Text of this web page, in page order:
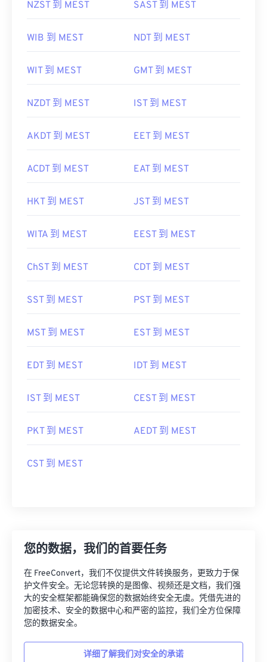
NZST 到 MEST SAST 到 MEST
WIB 到 MEST NDT 到 MEST
WIT 到 MEST GMT 到 MEST
NZDT 到 MEST IST 到 MEST
AKDT 到 MEST EET 到 MEST
ACDT 到 MEST EAT 到 MEST
HKT 到 MEST JST 到 MEST
WITA 到 MEST EEST 到 MEST
ChST 到 MEST CDT 到 MEST
SST 到 MEST PST 到 MEST
MST 到 MEST EST 到 MEST
EDT 到 MEST IDT 到 MEST
IST 到 MEST CEST 到 MEST
PKT 到 MEST AEDT 到 MEST
CST 到 MEST
您的数据，我们的首要任务
在 FreeConvert，我们不仅提供文件转换服务，更致力于保
护文件安全。无论您转换的是图像、视频还是文档，我们强
大的安全框架都能确保您的数据始终安全无虞。凭借先进的
加密技术、安全的数据中心和严密的监控，我们全方位保障
您的数据安全。
详细了解我们对安全的承诺